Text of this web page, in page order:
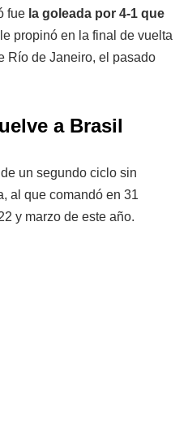
fue la goleada por 4-1 que
le propinó en la final de vuelta
Río de Janeiro, el pasado
a Brasil
un segundo ciclo sin
al que comandó en 31
y marzo de este año.